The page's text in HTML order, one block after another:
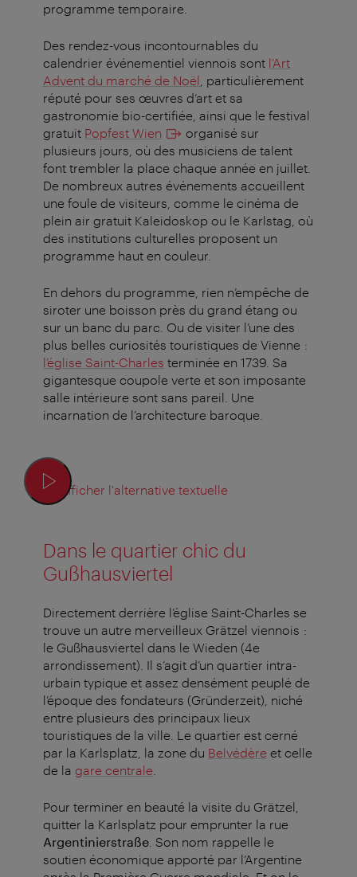
programme temporaire.
Des rendez-vous incontournables du
calendrier événementiel viennois sont l’Art
Advent du marché de Noël , particulièrement
réputé pour ses œuvres d’art et sa
gastronomie bio-certifiée, ainsi que le festival
gratuit Popfest Wien
organisé sur
plusieurs jours, où des musiciens de talent
font trembler la place chaque année en juillet.
De nombreux autres événements accueillent
une foule de visiteurs, comme le cinéma de
plein air gratuit Kaleidoskop ou le Karlstag, où
des institutions culturelles proposent un
programme haut en couleur.
En dehors du programme, rien n’empêche de
siroter une boisson près du grand étang ou
sur un banc du parc. Ou de visiter l’une des
plus belles curiosités touristiques de Vienne :
l’église Saint-Charles terminée en 1739. Sa
gigantesque coupole verte et son imposante
salle intérieure sont sans pareil. Une
incarnation de l’architecture baroque.
Afficher l'alternative textuelle
Dans le quartier chic du
Gußhausviertel
Directement derrière l’église Saint-Charles se
trouve un autre merveilleux Grätzel viennois :
le Gußhausviertel dans le Wieden (4e
arrondissement). Il s’agit d’un quartier intra-
urbain typique et assez densément peuplé de
l’époque des fondateurs (Gründerzeit), niché
entre plusieurs des principaux lieux
touristiques de la ville. Le quartier est cerné
par la Karlsplatz, la zone du Belvédère et celle
de la gare centrale
Pour terminer en beauté la visite du Grätzel,
quitter la Karlsplatz pour emprunter la rue
Argentinierstraße . Son nom rappelle le
soutien économique apporté par l’Argentine